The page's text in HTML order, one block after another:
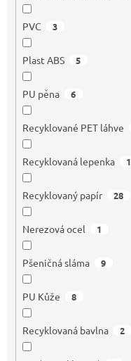
PVC 3
Plast ABS 5
PU pěna 6
Recyklované PET láhve
Recyklovaná lepenka 1
Recyklovaný papír 28
Nerezová ocel 1
Pšeničná sláma 9
PU Kůže 8
Recyklovaná bavlna 2